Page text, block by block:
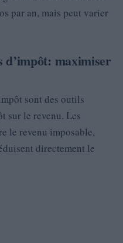
par an, mais peut varier
d’impôt: maximiser
sont des outils
sur le revenu. Les
le revenu imposable,
directement le